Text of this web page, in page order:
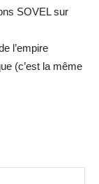
SOVEL sur
l’empire
(c’est la même